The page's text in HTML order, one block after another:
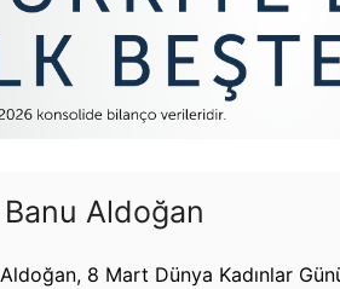
Aldoğan
8 Mart Dünya Kadınlar